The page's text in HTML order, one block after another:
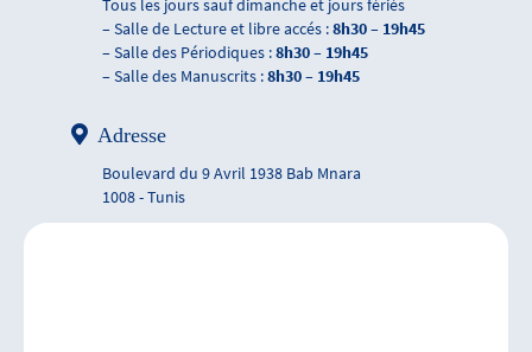
Tous les jours sauf dimanche et jours fériés
– Salle de Lecture et libre accés :8h30 – 19h45
– Salle des Périodiques :8h30 – 19h45
– Salle des Manuscrits :8h30 – 19h45
Adresse
Boulevard du 9 Avril 1938 Bab Mnara
1008 - Tunis